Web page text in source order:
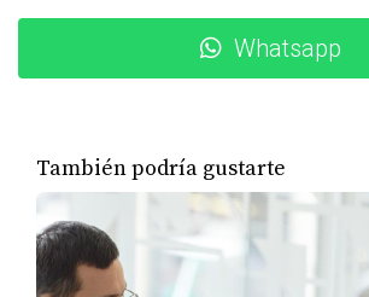
escenario donde la transparencia
Proyectos con información clara,
confianza.
Hoy, los inversionistas buscan claridad
Estructura legal del proyecto
Whatsapp
También podría gustarte